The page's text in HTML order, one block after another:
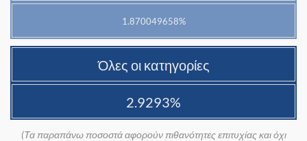
1.870049658%
Όλες οι κατηγορίες
2.9293%
(Τα παραπάνω ποσοστά αφορούν πιθανότητες επιτυχίας και όχι